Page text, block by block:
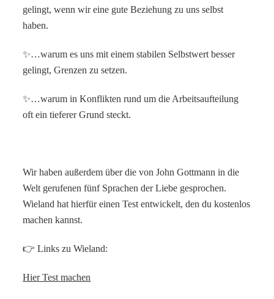
gelingt, wenn wir eine gute Beziehung zu uns selbst
haben.
✨…warum es uns mit einem stabilen Selbstwert besser
gelingt, Grenzen zu setzen.
✨…warum in Konflikten rund um die Arbeitsaufteilung
oft ein tieferer Grund steckt.
Wir haben außerdem über die von John Gottmann in die
Welt gerufenen fünf Sprachen der Liebe gesprochen.
Wieland hat hierfür einen Test entwickelt, den du kostenlos
machen kannst.
👉 Links zu Wieland:
Hier Test machen